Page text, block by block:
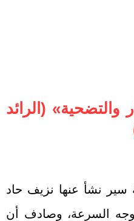
والتضحية» (الرائد
نشأ عنها نزيف حاد
السرعة، وصادف أن